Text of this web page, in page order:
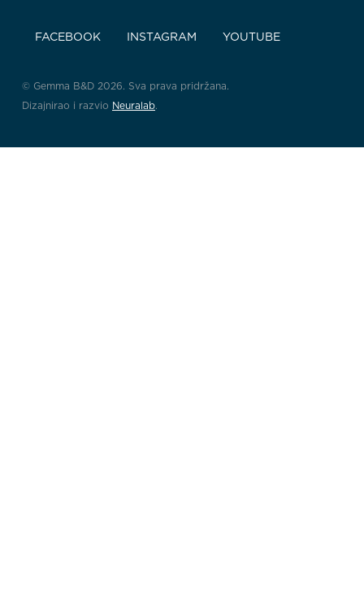
FACEBOOK INSTAGRAM YOUTUBE
© Gemma B&D 2026. Sva prava pridržana.
Dizajnirao i razvio Neuralab.